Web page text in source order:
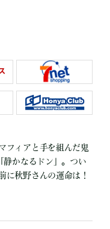
フィアと手を組んだ鬼
かなるドン」。つい
に秋野さんの運命は！